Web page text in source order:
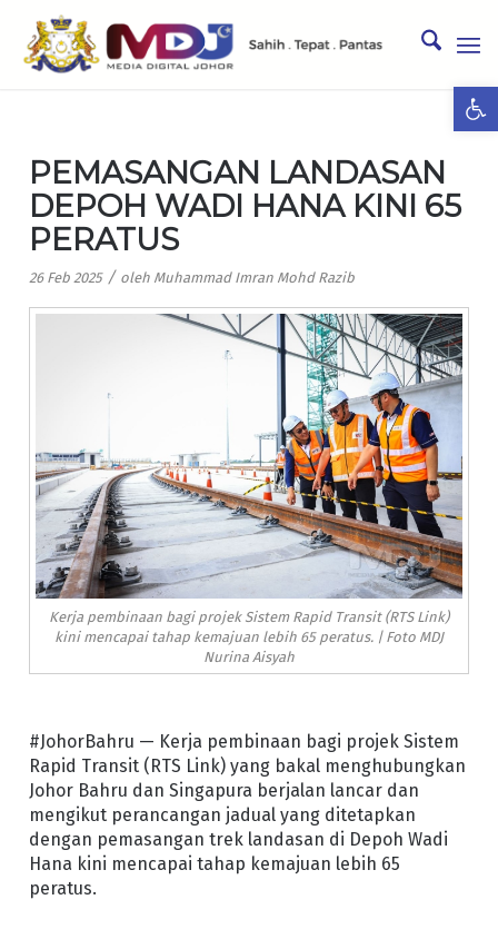
PEMASANGAN LANDASAN
DEPOH WADI HANA KINI 65
PERATUS
26 Feb 2025 / oleh Muhammad Imran Mohd Razib
Kerja pembinaan bagi projek Sistem Rapid Transit (RTS Link)
kini mencapai tahap kemajuan lebih 65 peratus. | Foto MDJ
Nurina Aisyah
#JohorBahru — Kerja pembinaan bagi projek Sistem
Rapid Transit (RTS Link) yang bakal menghubungkan
Johor Bahru dan Singapura berjalan lancar dan
mengikut perancangan jadual yang ditetapkan
dengan pemasangan trek landasan di Depoh Wadi
Hana kini mencapai tahap kemajuan lebih 65
peratus.